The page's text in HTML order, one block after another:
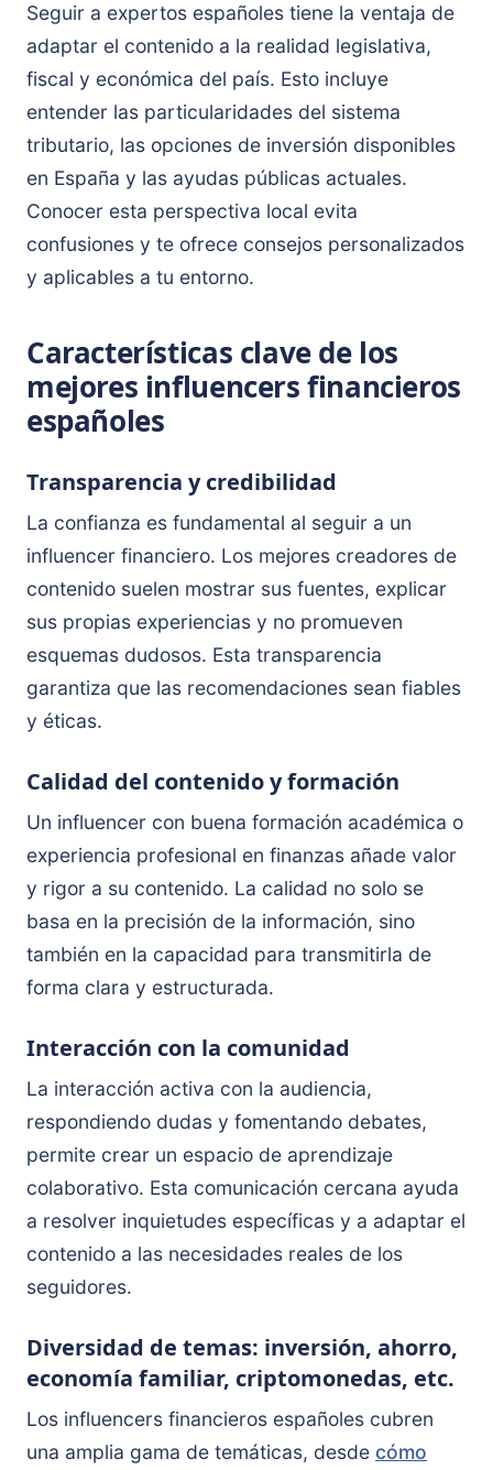
Seguir a expertos españoles tiene la ventaja de
adaptar el contenido a la realidad legislativa,
fiscal y económica del país. Esto incluye
entender las particularidades del sistema
tributario, las opciones de inversión disponibles
en España y las ayudas públicas actuales.
Conocer esta perspectiva local evita
confusiones y te ofrece consejos personalizados
y aplicables a tu entorno.
Características clave de los
mejores influencers financieros
españoles
Transparencia y credibilidad
La confianza es fundamental al seguir a un
influencer financiero. Los mejores creadores de
contenido suelen mostrar sus fuentes, explicar
sus propias experiencias y no promueven
esquemas dudosos. Esta transparencia
garantiza que las recomendaciones sean fiables
y éticas.
Calidad del contenido y formación
Un influencer con buena formación académica o
experiencia profesional en finanzas añade valor
y rigor a su contenido. La calidad no solo se
basa en la precisión de la información, sino
también en la capacidad para transmitirla de
forma clara y estructurada.
Interacción con la comunidad
La interacción activa con la audiencia,
respondiendo dudas y fomentando debates,
permite crear un espacio de aprendizaje
colaborativo. Esta comunicación cercana ayuda
a resolver inquietudes específicas y a adaptar el
contenido a las necesidades reales de los
seguidores.
Diversidad de temas: inversión, ahorro,
economía familiar, criptomonedas, etc.
Los influencers financieros españoles cubren
una amplia gama de temáticas, desde cómo